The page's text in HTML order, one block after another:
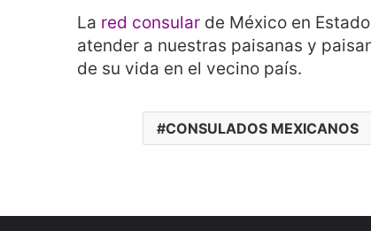
La red consular de México en
atender a nuestras paisanas y
de su vida en el vecino país.
CONSULADOS MEXICANOS